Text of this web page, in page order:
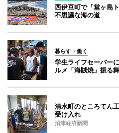
西伊豆町で「堂ヶ島
不思議な海の道
暮らす・働く
学生ライフセーバー
ルメ「海賊焼」振る
清水町のところてん
受け入れ
沼津経済新聞